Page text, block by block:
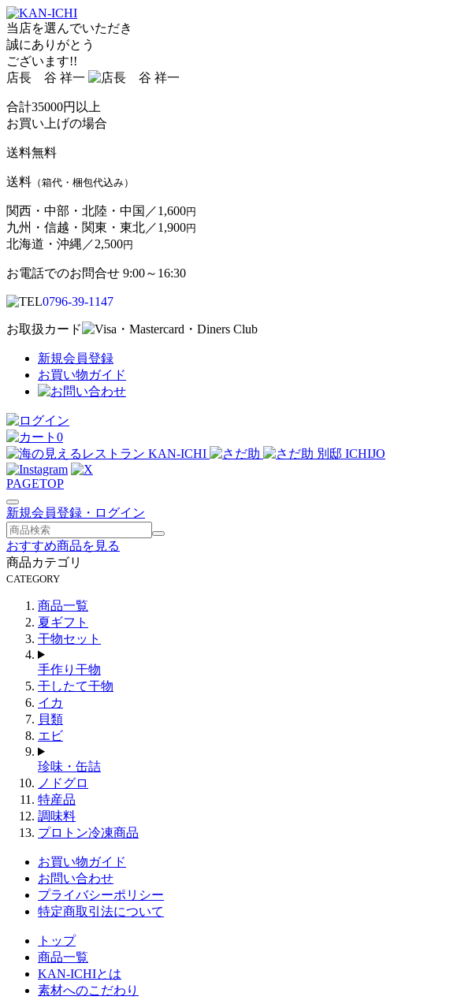
当店を選んでいただき
誠にありがとう
ございます!!
店長 谷 祥一
合計35000円以上
お買い上げの場合
送料無料
送料 （箱代・梱包代込み）
関西・中部・北陸・中国／1,600円
九州・信越・関東・東北／1,900円
北海道・沖縄／2,500円
お電話でのお問合せ 9:00～16:30
0796-39-1147
お取扱カード
新規会員登録
お買い物ガイド
0
PAGETOP
新規会員登録・ログイン
検
索
す
る
おすすめ商品を見る
商品カテゴリ
CATEGORY
商品一覧
夏ギフト
干物セット
手作り干物
干したて干物
イカ
貝類
エビ
珍味・缶詰
ノドグロ
特産品
調味料
プロトン冷凍商品
お買い物ガイド
お問い合わせ
プライバシーポリシー
特定商取引法について
トップ
商品一覧
KAN-ICHIとは
素材へのこだわり